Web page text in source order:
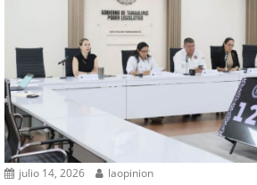
julio 14, 2026 laopinion